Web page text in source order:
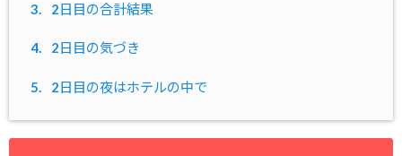
3. 2日目の合計結果
4. 2日目の気づき
5. 2日目の夜はホテルの中で